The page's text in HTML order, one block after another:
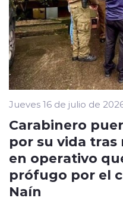
Jueves 16 de julio de
Carabinero
por su vida
en operativo
prófugo por el
Naín